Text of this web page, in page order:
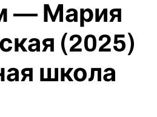
— Мария
(2025)
школа